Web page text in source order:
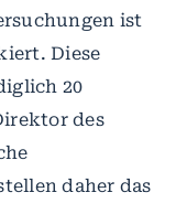
ist
Diese
20
des
daher das